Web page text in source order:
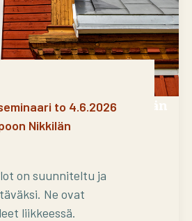
Sipoon Nikkilän
to 4.6.2026
Nikkilän
on suunniteltu ja
Ne ovat
liikkeessä.